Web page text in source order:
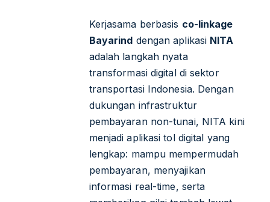
Kerjasama berbasis co-linkage
Bayarind dengan aplikasi NITA
adalah langkah nyata
transformasi digital di sektor
transportasi Indonesia. Dengan
dukungan infrastruktur
pembayaran non-tunai, NITA kini
menjadi aplikasi tol digital yang
lengkap: mampu mempermudah
pembayaran, menyajikan
informasi real-time, serta